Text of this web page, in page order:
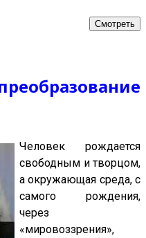
Смотреть
Человек рождается
свободным и творцом,
а окружающая среда, с
самого рождения,
через
«мировоззрения»,